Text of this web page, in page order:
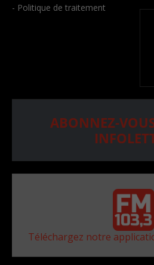
- Politique de traitement
ABONNEZ-
Téléchargez notre